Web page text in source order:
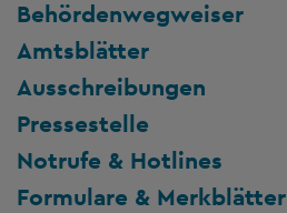
Behördenwegweiser
Amtsblätter
Ausschreibungen
Pressestelle
Notrufe & Hotlines
Formulare & Merkblätter